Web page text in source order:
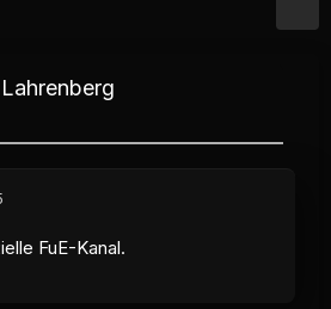
FuE-Kanal.